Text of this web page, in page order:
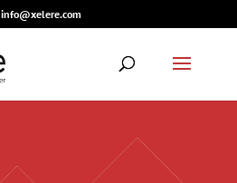
info@xelere.com